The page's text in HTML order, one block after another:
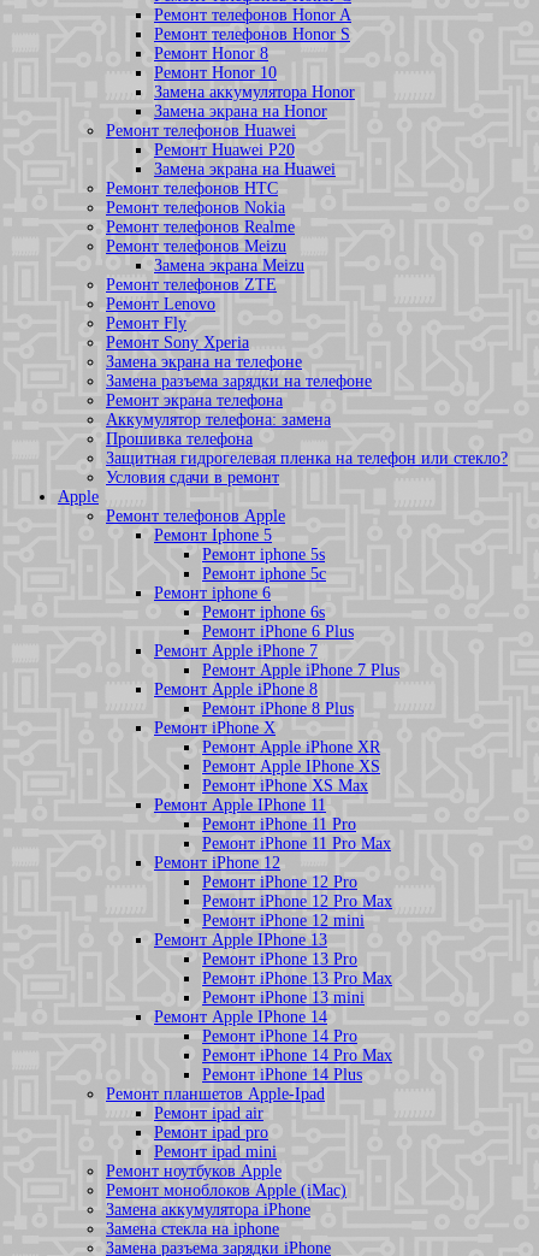
Ремонт телефонов Honor A
Ремонт телефонов Honor S
Ремонт Honor 8
Ремонт Honor 10
Замена аккумулятора Honor
Замена экрана на Honor
Ремонт телефонов Huawei
Ремонт Huawei P20
Замена экрана на Huawei
Ремонт телефонов HTC
Ремонт телефонов Nokia
Ремонт телефонов Realme
Ремонт телефонов Meizu
Замена экрана Meizu
Ремонт телефонов ZTE
Ремонт Lenovo
Ремонт Fly
Ремонт Sony Xperia
Замена экрана на телефоне
Замена разъема зарядки на телефоне
Ремонт экрана телефона
Аккумулятор телефона: замена
Прошивка телефона
Защитная гидрогелевая пленка на телефон или стекло?
Условия сдачи в ремонт
Apple
Ремонт телефонов Apple
Ремонт Iphone 5
Ремонт iphone 5s
Ремонт iphone 5c
Ремонт iphone 6
Ремонт iphone 6s
Ремонт iPhone 6 Plus
Ремонт Apple iPhone 7
Ремонт Apple iPhone 7 Plus
Ремонт Apple iPhone 8
Ремонт iPhone 8 Plus
Ремонт iPhone X
Ремонт Apple iPhone XR
Ремонт Apple IPhone XS
Ремонт iPhone XS Max
Ремонт Apple IPhone 11
Ремонт iPhone 11 Pro
Ремонт iPhone 11 Pro Max
Ремонт iPhone 12
Ремонт iPhone 12 Pro
Ремонт iPhone 12 Pro Max
Ремонт iPhone 12 mini
Ремонт Apple IPhone 13
Ремонт iPhone 13 Pro
Ремонт iPhone 13 Pro Max
Ремонт iPhone 13 mini
Ремонт Apple IPhone 14
Ремонт iPhone 14 Pro
Ремонт iPhone 14 Pro Max
Ремонт iPhone 14 Plus
Ремонт планшетов Apple-Ipad
Ремонт ipad air
Ремонт ipad pro
Ремонт ipad mini
Ремонт ноутбуков Apple
Ремонт моноблоков Apple (iMac)
Замена аккумулятора iPhone
Замена стекла на iphone
Замена разъема зарядки iPhone